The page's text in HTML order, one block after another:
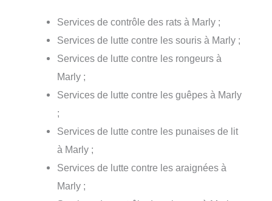
Services de contrôle des rats à Marly ;
Services de lutte contre les souris à Marly ;
Services de lutte contre les rongeurs à
Marly ;
Services de lutte contre les guêpes à Marly
;
Services de lutte contre les punaises de lit
à Marly ;
Services de lutte contre les araignées à
Marly ;